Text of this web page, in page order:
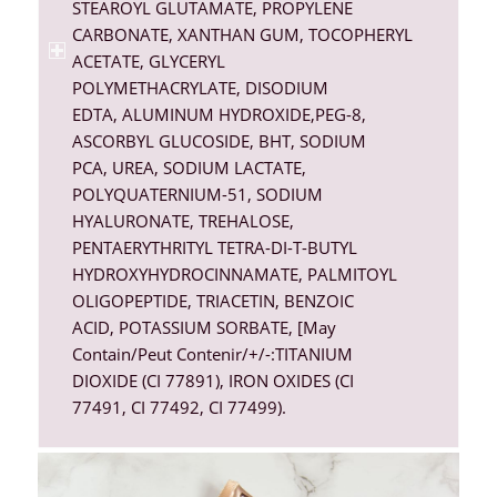
STEAROYL GLUTAMATE, PROPYLENE
CARBONATE, XANTHAN GUM, TOCOPHERYL
ACETATE, GLYCERYL
POLYMETHACRYLATE, DISODIUM
EDTA, ALUMINUM HYDROXIDE,PEG-8,
ASCORBYL GLUCOSIDE, BHT, SODIUM
PCA, UREA, SODIUM LACTATE,
POLYQUATERNIUM-51, SODIUM
HYALURONATE, TREHALOSE,
PENTAERYTHRITYL TETRA-DI-T-BUTYL
HYDROXYHYDROCINNAMATE, PALMITOYL
OLIGOPEPTIDE, TRIACETIN, BENZOIC
ACID, POTASSIUM SORBATE, [May
Contain/Peut Contenir/+/-:TITANIUM
DIOXIDE(CI 77891), IRON OXIDES (CI
77491 , CI 77492, CI 77499).